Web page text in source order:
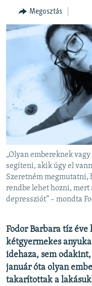
SZABADON
TÁRSADALOM
DEMOKRÁCIA
A PÉNZ NYOMÁBAN
EURÓPAI UNIÓ
VILÁG
KLÍMAVÁLTOZÁS
A MÚLT TANULSÁGAI
KÖVESSEN MINKET!
Megosztás
„Olyan embereknek
segíteni, akik úgy el
Szeretném megmutatni,
rendbe lehet hozni, mert
depressziót” – mondta
Fodor Barbara tíz
kétgyermekes
idehaza, sem
január óta olyan
takarítottak a